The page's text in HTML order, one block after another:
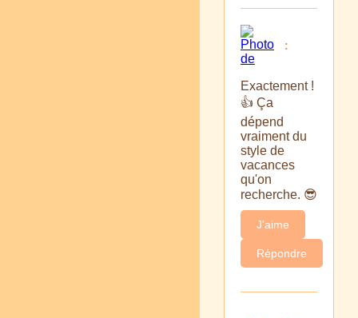
:
Exactement !
👍 Ça
dépend
vraiment du
style de
vacances
qu'on
recherche. 😎
J'aime
Répondre